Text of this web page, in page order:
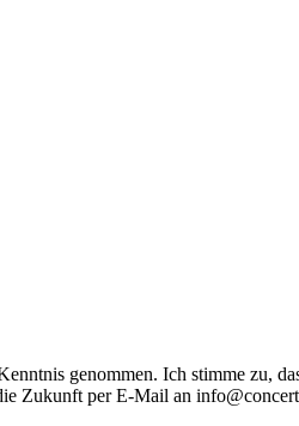
genommen. Ich stimme zu,
Zukunft per E-Mail an